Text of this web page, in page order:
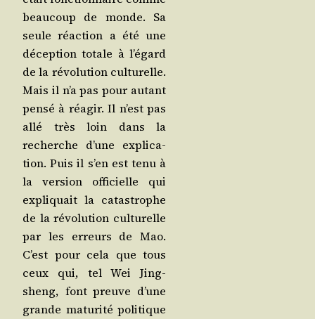
beau­coup de monde. Sa
seule réac­tion a été une
décep­tion totale à l’é­gard
de la révo­lu­tion cultu­relle.
Mais il n’a pas pour autant
pen­sé à réagir. Il n’est pas
allé très loin dans la
recherche d’une expli­ca­
tion. Puis il s’en est tenu à
la ver­sion offi­cielle qui
expli­quait la catas­trophe
de la révo­lu­tion cultu­relle
par les erreurs de Mao.
C’est pour cela que tous
ceux qui, tel Wei Jing­
sheng, font preuve d’une
grande matu­ri­té poli­tique